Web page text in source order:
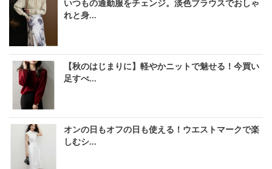
いつもの通勤服をチェンジ。淡色ブラウスでおしゃ
れと身...
【秋のはじまりに】軽やかニットで魅せる！今買い
足すべ...
オンの日もオフの日も使える！ウエストマークで楽
しむシ...